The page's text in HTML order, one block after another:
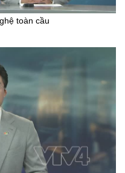
toàn cầu